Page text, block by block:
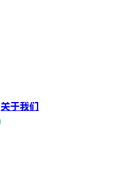
关于我们